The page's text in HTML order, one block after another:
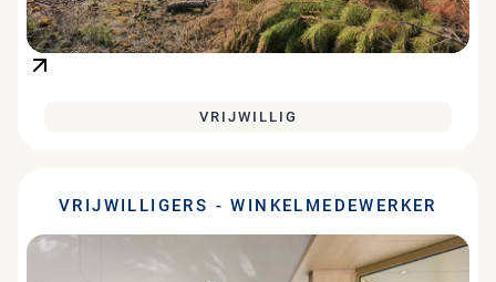
VRIJWILLIG
VRIJWILLIGERS - WINKELMEDEWERKER